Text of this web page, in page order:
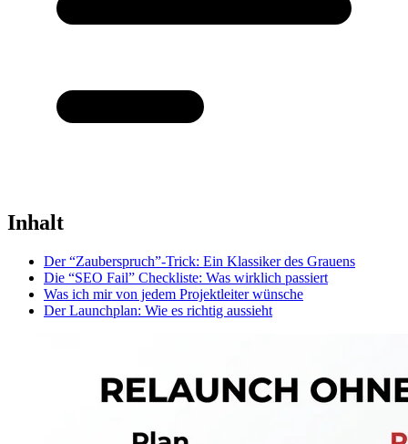
Inhalt
Der “Zauberspruch”-Trick: Ein Klassiker des Grauens
Die “SEO Fail” Checkliste: Was wirklich passiert
Was ich mir von jedem Projektleiter wünsche
Der Launchplan: Wie es richtig aussieht